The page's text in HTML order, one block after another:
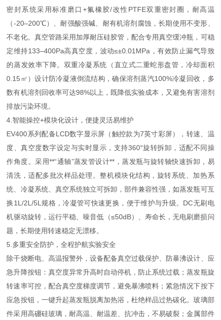
密封系统采用标准磨口+氟橡胶/改性PTFE双重密封圈，耐高温
（-20–200℃）、耐强酸强碱、耐有机溶剂腐蚀，长期使用不变形、
不老化。真空管路采用加厚耐压硅胶管，配合专用真空缓冲瓶，可稳
定维持133–400Pa高真空度，波动≤±0.01MPa，有效防止漏气导致
的蒸发效率下降。双重冷凝系统（直立式二重蛇形盘管，冷却面积
0.15㎡）设计防冷凝液倒流结构，确保溶剂蒸汽100%冷凝回收，多
数有机溶剂回收率可达98%以上，既降低实验成本，又避免有害溶剂
排放污染环境。
4.智能操控+模块化设计，便捷灵活易维护
EV400系列配备LCD数字显示屏（触控款为7英寸彩屏），转速、温
度、真空度数字设定与实时显示，支持360°旋转拆卸，适配不同操
作角度。采用**“通轴”蒸发管设计**，蒸发瓶与旋转轴快速拆卸，易
清洗，适配多批次样品处理。整机模块化结构，旋转系统、加热系
统、冷凝系统、真空系统独立可拆卸，部件兼容性强，如蒸发瓶可互
换1L/2L/5L规格，冷凝管可快速更换，便于维护与升级。DC无刷电
机驱动旋转，运行平稳、噪音低（≤50dB）、寿命长，无电刷磨损问
题，长期使用转速稳定无漂移。
5.多重安全防护，全程护航实验安全
除干烧断电、高温报警外，设备配备真空过载保护、防暴沸设计、应
急升降按钮：真空度异常升高时自动停机，防止系统过载；蒸发瓶旋
转速率可控，配合真空度梯度调节，避免暴沸喷料；紧急情况下按下
应急按钮，一键升起蒸发瓶脱离加热浴，杜绝样品过热碳化。玻璃部
件采用高硼硅玻璃，耐高温、耐温差、抗冲击，不易破裂；金属部件